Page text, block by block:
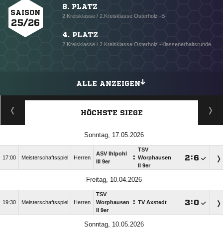
SAISON
25/26
8. PLATZ
2.Kreisklasse / 2.Kreisklasse Osterholz -B-
4. PLATZ
2.Kreisklasse / 2.Kreisklasse Osterholz -Klassenerhaltsrunde
ALLE ANZEIGEN
HÖCHSTE SIEGE
Sonntag, 17.05.2026
17:00 Meisterschaftsspiel Herren
ASV Ihlpohl
III 9er
:
TSV
Worphausen
II 9er
:
Freitag, 10.04.2026
19:30 Meisterschaftsspiel Herren
TSV
Worphausen
II 9er
: TV Axstedt :
Sonntag, 10.05.2026